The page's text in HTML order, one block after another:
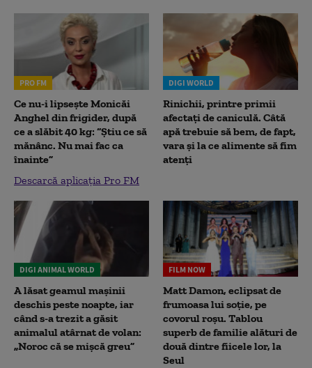
PRO FM
Ce nu-i lipsește Monicăi
Anghel din frigider, după
ce a slăbit 40 kg: “Știu ce să
mănânc. Nu mai fac ca
înainte”
Descarcă aplicația Pro FM
DIGI WORLD
Rinichii, printre primii
afectați de caniculă. Câtă
apă trebuie să bem, de fapt,
vara și la ce alimente să fim
atenți
DIGI ANIMAL WORLD
A lăsat geamul mașinii
deschis peste noapte, iar
când s-a trezit a găsit
animalul atârnat de volan:
„Noroc că se mișcă greu”
FILM NOW
Matt Damon, eclipsat de
frumoasa lui soție, pe
covorul roșu. Tablou
superb de familie alături de
două dintre fiicele lor, la
Seul